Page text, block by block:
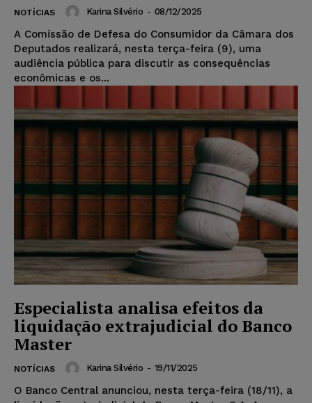
NOTÍCIAS Karina Silvério - 08/12/2025
A Comissão de Defesa do Consumidor da Câmara dos
Deputados realizará, nesta terça-feira (9), uma
audiência pública para discutir as consequências
econômicas e os...
Especialista analisa efeitos da
liquidação extrajudicial do Banco
Master
NOTÍCIAS Karina Silvério - 19/11/2025
O Banco Central anunciou, nesta terça-feira (18/11), a